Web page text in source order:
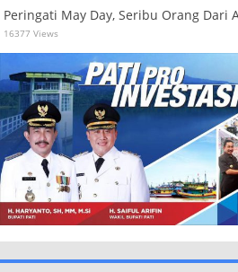
Peringati May Day, Seribu Orang Dari
16377 Views